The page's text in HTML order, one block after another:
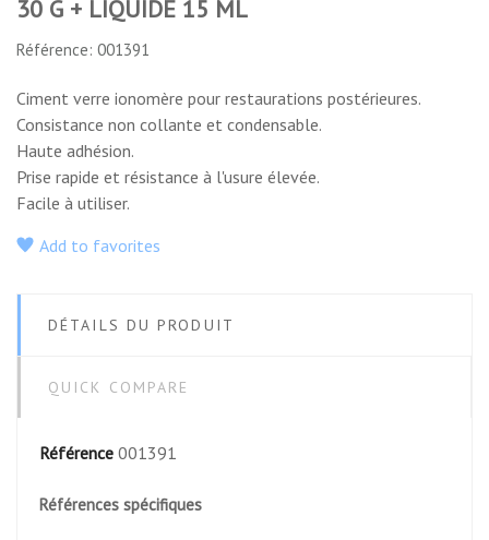
30 G + LIQUIDE 15 ML
Référence: 001391
Ciment verre ionomère pour restaurations postérieures.
Consistance non collante et condensable.
Haute adhésion.
Prise rapide et résistance à l'usure élevée.
Facile à utiliser.
Add to favorites
DÉTAILS DU PRODUIT
QUICK COMPARE
Référence 001391
Références spécifiques